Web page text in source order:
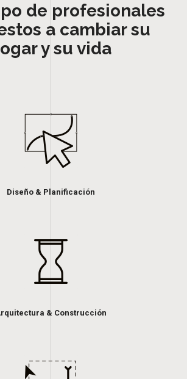
de profesionales
a cambiar su
y su vida
Diseño & Planificación
& Construcción